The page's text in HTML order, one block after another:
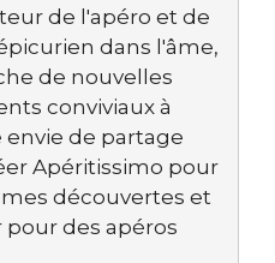
de l'apéro et de
dans l'âme,
de nouvelles
conviviaux à
envie de partage
Apéritissimo pour
découvertes et
des apéros